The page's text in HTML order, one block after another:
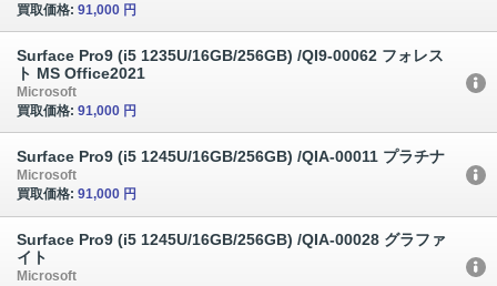
買取価格: 91,000 円
Surface Pro9 (i5 1235U/16GB/256GB) /QI9-00062 フォレス
ト MS Office2021
Microsoft
買取価格: 91,000 円
Surface Pro9 (i5 1245U/16GB/256GB) /QIA-00011 プラチナ
Microsoft
買取価格: 91,000 円
Surface Pro9 (i5 1245U/16GB/256GB) /QIA-00028 グラファ
イト
Microsoft